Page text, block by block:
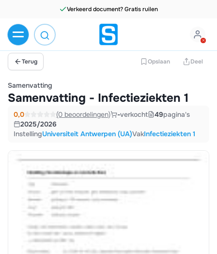
Verkeerd document? Gratis ruilen
Terug Opslaan Deel
Samenvatting
Samenvatting - Infectieziekten 1
0,0 (0 beoordelingen) -verkocht 49pagina's
2025/2026
InstellingUniversiteit Antwerpen (UA)VakInfectieziekten 1